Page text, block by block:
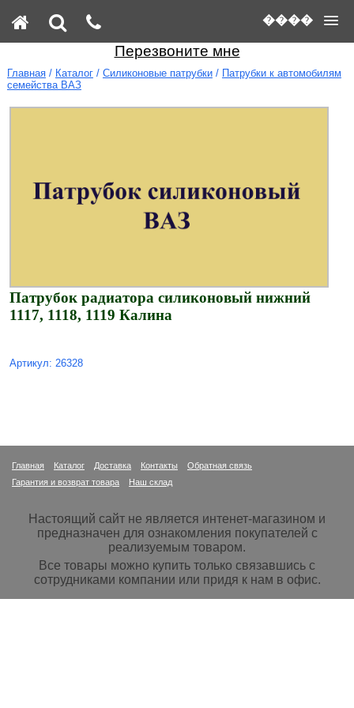
����
Перезвоните мне
Главная/ Каталог/ Силиконовые патрубки/ Патрубки к автомобилям
семейства ВАЗ
Патрубок радиатора силиконовый нижний
1117, 1118, 1119 Калина
Артикул: 26328
Главная Каталог Доставка Контакты
Обратная связь
Гарантия и возврат товара
Наш склад
Настоящий сайт не является интенет-магазином и
предназначен для ознакомления покупателей с
реализуемым товаром.
Все товары можно купить только связавшись с
сотрудниками компании или придя к нам в офис.